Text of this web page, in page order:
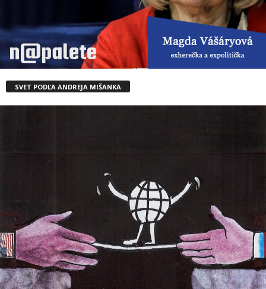
SVET PODĽA ANDREJA MIŠANKA